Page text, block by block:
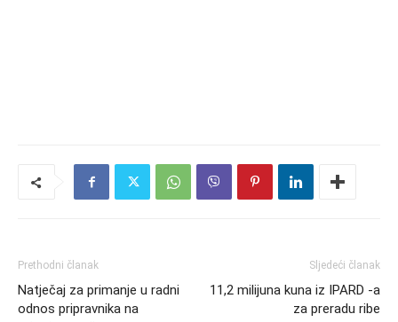
Prethodni članak
Natječaj za primanje u radni
odnos pripravnika na
Sljedeći članak
11,2 milijuna kuna iz IPARD -a
za preradu ribe